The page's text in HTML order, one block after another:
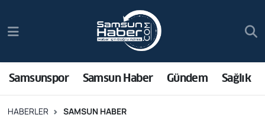
Samsunspor Samsun Haber Gündem Sağlık
HABERLER SAMSUN HABER
Samsun Haber
Sağlık
Trafik Durumu
Süper Lig Puan Durumu ve Fikstür